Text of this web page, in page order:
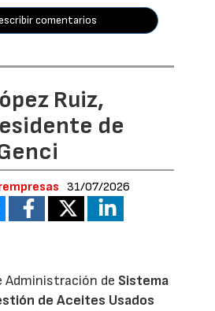
comentarios
Ruiz,
de
31/07/2026
Administración de Sistema
de Aceites Usados